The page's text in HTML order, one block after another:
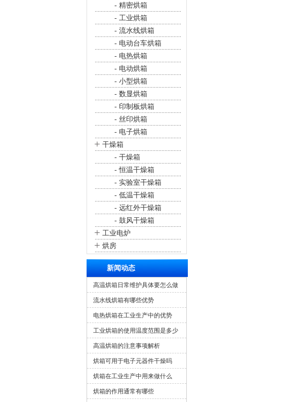
- 精密烘箱
- 工业烘箱
- 流水线烘箱
- 电动台车烘箱
- 电热烘箱
- 电动烘箱
- 小型烘箱
- 数显烘箱
- 印制板烘箱
- 丝印烘箱
- 电子烘箱
+ 干燥箱
- 干燥箱
- 恒温干燥箱
- 实验室干燥箱
- 低温干燥箱
- 远红外干燥箱
- 鼓风干燥箱
+ 工业电炉
+ 烘房
新闻动态
高温烘箱日常维护具体要怎么做
流水线烘箱有哪些优势
电热烘箱在工业生产中的优势
工业烘箱的使用温度范围是多少
高温烘箱的注意事项解析
烘箱可用于电子元器件干燥吗
烘箱在工业生产中用来做什么
烘箱的作用通常有哪些